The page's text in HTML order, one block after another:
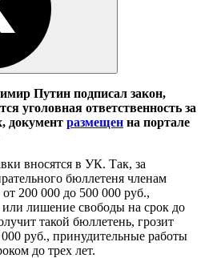
Путин подписал закон,
уголовная ответственность за
документ размещен на портале
вносятся в УК. Так, за
бюллетеня членам
200 000 до 500 000 руб.,
лишение свободы на срок до
такой бюллетень, грозит
руб., принудительные работы
до трех лет.